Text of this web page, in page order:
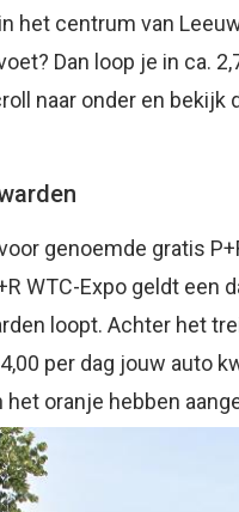
het centrum van
Dan loop je in ca.
naar onder en
genoemde gratis
WTC-Expo geldt een
loopt. Achter het
per dag jouw auto
oranje hebben